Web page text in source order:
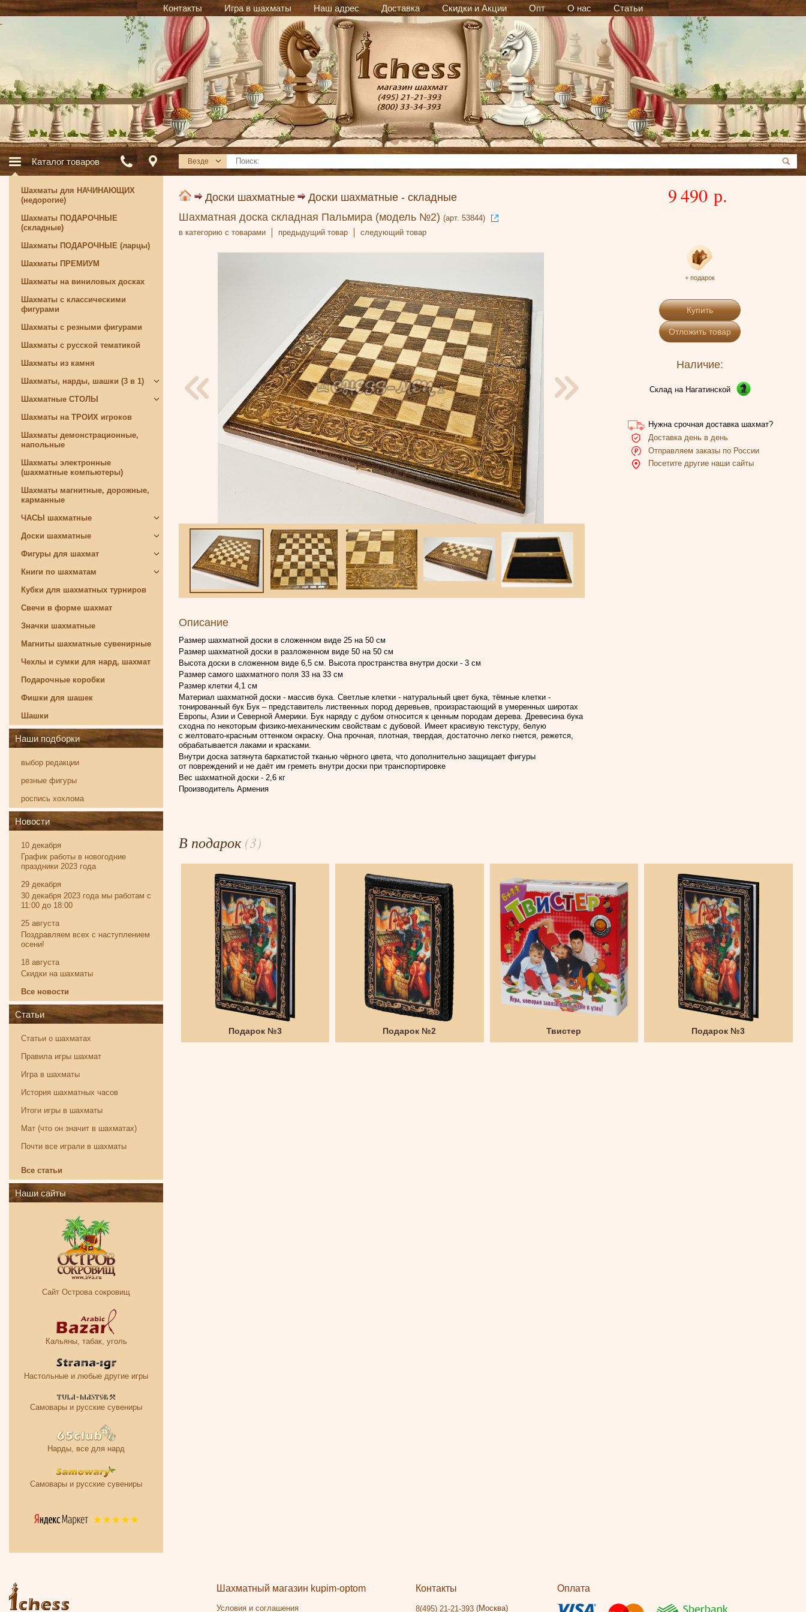
Контакты Игра в шахматы Наш адрес Доставка Скидки и Акции Опт О нас Статьи
Каталог товаров Везде
Доски шахматные
Доски шахматные - складные
Шахматная доска складная Пальмира (модель №2) (арт. 53844)
в категорию с товарами
предыдущий товар следующий товар
9 490 р.
+ подарок
Купить
Отложить товар
Наличие:
Склад на Нагатинской
Нужна срочная доставка шахмат?
Доставка день в день
Отправляем заказы по России
Посетите другие наши сайты
Описание
Размер шахматной доски в сложенном виде 25 на 50 см
Размер шахматной доски в разложенном виде 50 на 50 см
Высота доски в сложенном виде 6,5 см. Высота пространства внутри доски - 3 см
Размер самого шахматного поля 33 на 33 см
Размер клетки 4,1 см
Материал шахматной доски - массив бука. Светлые клетки - натуральный цвет бука, тёмные клетки -
тонированный бук Бук – представитель лиственных пород деревьев, произрастающий в умеренных широтах
Европы, Азии и Северной Америки. Бук наряду с дубом относится к ценным породам дерева. Древесина бука
сходна по некоторым физико-механическим свойствам с дубовой. Имеет красивую текстуру, белую
с желтовато-красным оттенком окраску. Она прочная, плотная, твердая, достаточно легко гнется, режется,
обрабатывается лаками и красками.
Внутри доска затянута бархатистой тканью чёрного цвета, что дополнительно защищает фигуры
от повреждений и не даёт им греметь внутри доски при транспортировке
Вес шахматной доски - 2,6 кг
Производитель Армения
В подарок(3)
Подарок №3 Подарок №2 Твистер Подарок №3
Шахматы для НАЧИНАЮЩИХ
(недорогие)
Шахматы ПОДАРОЧНЫЕ
(складные)
Шахматы ПОДАРОЧНЫЕ (ларцы)
Шахматы ПРЕМИУМ
Шахматы на виниловых досках
Шахматы с классическими
фигурами
Шахматы с резными фигурами
Шахматы с русской тематикой
Шахматы из камня
Шахматы, нарды, шашки (3 в 1)
Шахматные СТОЛЫ
Шахматы на ТРОИХ игроков
Шахматы демонстрационные,
напольные
Шахматы электронные
(шахматные компьютеры)
Шахматы магнитные, дорожные,
карманные
ЧАСЫ шахматные
Доски шахматные
Фигуры для шахмат
Книги по шахматам
Кубки для шахматных турниров
Свечи в форме шахмат
Значки шахматные
Магниты шахматные сувенирные
Чехлы и сумки для нард, шахмат
Подарочные коробки
Фишки для шашек
Шашки
Наши подборки
выбор редакции
резные фигуры
роспись хохлома
Новости
10 декабря
График работы в новогодние
праздники 2023 года
29 декабря
30 декабря 2023 года мы работам с
11:00 до 18:00
25 августа
Поздравляем всех с наступлением
осени!
18 августа
Скидки на шахматы
Все новости
Статьи
Статьи о шахматах
Правила игры шахмат
Игра в шахматы
История шахматных часов
Итоги игры в шахматы
Мат (что он значит в шахматах)
Почти все играли в шахматы
Все статьи
Наши сайты
Сайт Острова сокровищ
Кальяны, табак, уголь
Настольные и любые другие игры
Самовары и русские сувениры
Нарды, все для нард
Самовары и русские сувениры
Шахматный магазин kupim-optom
Условия и соглашения
Контакты
8(495) 21-21-393(Москва)
Оплата